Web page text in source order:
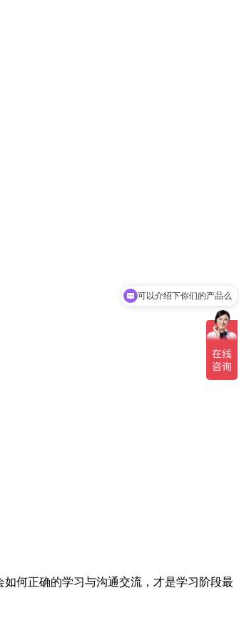
何正确的学习与沟通交流，才是学习阶段最
你们是怎么收费的呢